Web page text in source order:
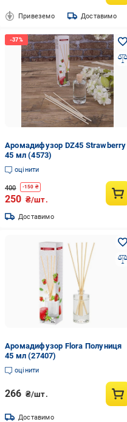
Привеземо Доставимо
Аромадифузор DZ45 Strawberry
45 мл (4573)
оцінити
400 -150 ₴
250 ₴/шт.
Доставимо
Аромадифузор Florа Полуниця
45 мл (27407)
оцінити
266 ₴/шт.
Доставимо